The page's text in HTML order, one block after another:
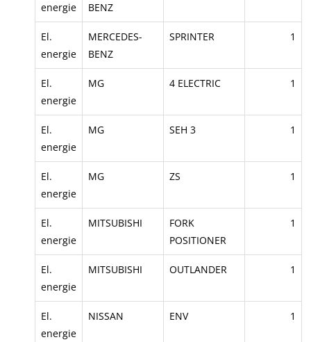
energie
BENZ
El.
energie
MERCEDES-
BENZ
SPRINTER 1
El.
energie
MG 4 ELECTRIC 1
El.
energie
MG SEH 3 1
El.
energie
MG ZS 1
El.
energie
MITSUBISHI
FORK
POSITIONER
1
El.
energie
MITSUBISHI OUTLANDER 1
El.
energie
NISSAN ENV 1